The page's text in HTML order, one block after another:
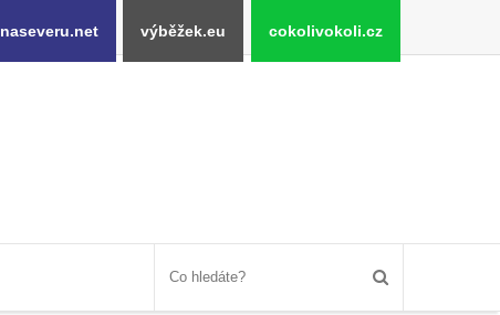
naseveru.net výběžek.eu cokolivokoli.cz